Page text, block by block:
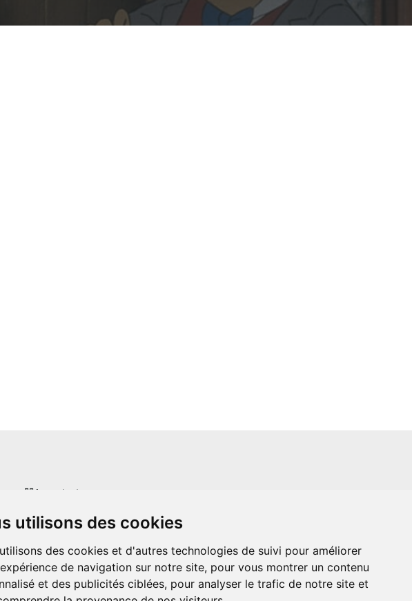
utilisons des cookies
des cookies et d'autres technologies de suivi pour améliorer
de navigation sur notre site, pour vous montrer un contenu
et des publicités ciblées, pour analyser le trafic de notre site et
☝🏼 Important
lié de quelque manière que ce soit avec The Walt Disney
associés. Toute demande adressée aux studios Disney ou
Pixar sera ignorée. Merci de votre compréhension.